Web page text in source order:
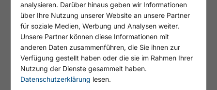
analysieren. Darüber hinaus geben wir Informationen
über Ihre Nutzung unserer Website an unsere Partner
für soziale Medien, Werbung und Analysen weiter.
Unsere Partner können diese Informationen mit
anderen Daten zusammenführen, die Sie ihnen zur
Verfügung gestellt haben oder die sie im Rahmen Ihrer
Nutzung der Dienste gesammelt haben.
Datenschutzerklärung lesen.